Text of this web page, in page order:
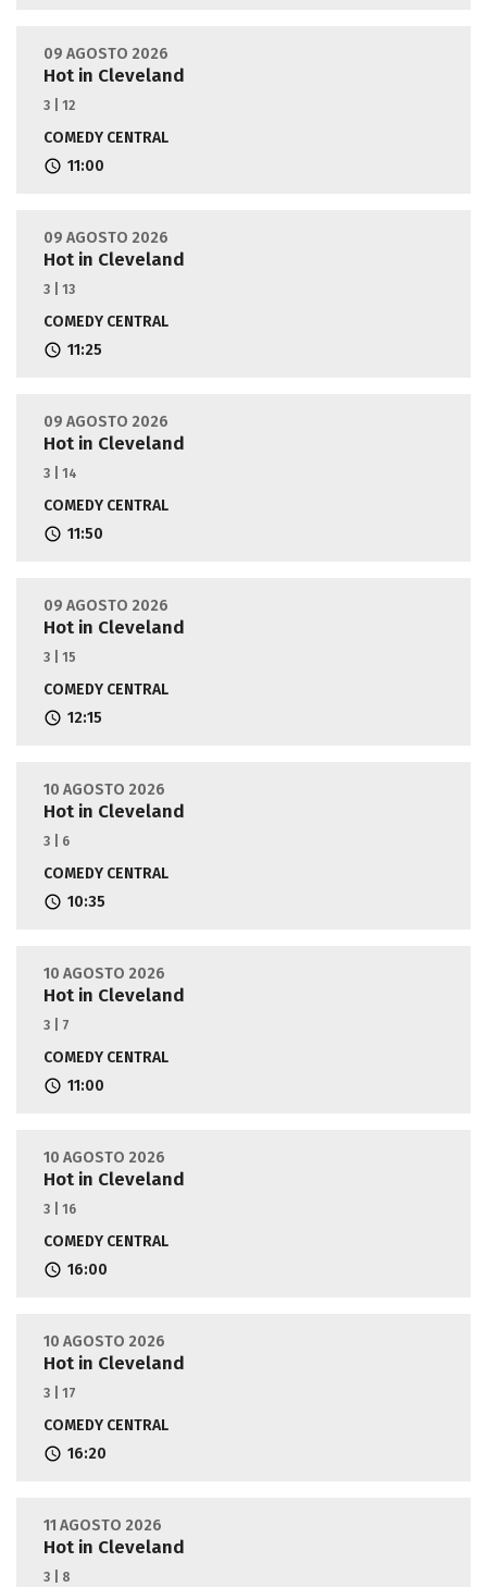
09 AGOSTO 2026
Hot in Cleveland
3 | 12
COMEDY CENTRAL
11:00
09 AGOSTO 2026
Hot in Cleveland
3 | 13
COMEDY CENTRAL
11:25
09 AGOSTO 2026
Hot in Cleveland
3 | 14
COMEDY CENTRAL
11:50
09 AGOSTO 2026
Hot in Cleveland
3 | 15
COMEDY CENTRAL
12:15
10 AGOSTO 2026
Hot in Cleveland
3 | 6
COMEDY CENTRAL
10:35
10 AGOSTO 2026
Hot in Cleveland
3 | 7
COMEDY CENTRAL
11:00
10 AGOSTO 2026
Hot in Cleveland
3 | 16
COMEDY CENTRAL
16:00
10 AGOSTO 2026
Hot in Cleveland
3 | 17
COMEDY CENTRAL
16:20
11 AGOSTO 2026
Hot in Cleveland
3 | 8